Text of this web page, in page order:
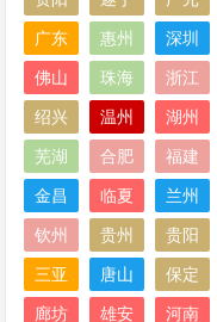
广东 惠州 深圳
佛山 珠海 浙江
绍兴 温州 湖州
芜湖 合肥 福建
金昌 临夏 兰州
钦州 贵州 贵阳
三亚 唐山 保定
廊坊 雄安 河南